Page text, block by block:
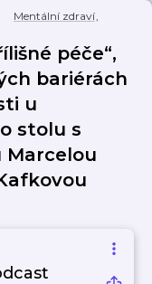
Mentální zdraví,
péče“,
bariérách
u
stolu s